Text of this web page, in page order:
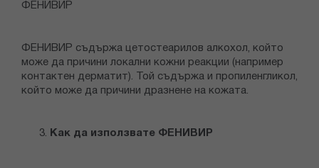
ФЕНИВИР
ФЕНИВИР съдържа цетостеарилов алкохол, който
може да причини локални кожни реакции (например
контактен дерматит). Той съдържа и пропиленгликол,
който може да причини дразнене на кожата.
Как да използвате ФЕНИВИР